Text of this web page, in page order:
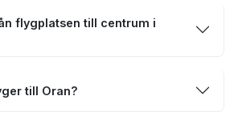
flygplatsen till centrum i
till Oran?